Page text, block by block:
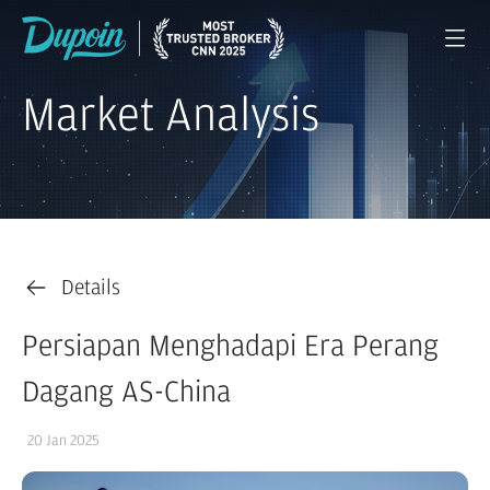
Market Analysis
Details
Persiapan Menghadapi Era Perang
Dagang AS-China
20 Jan 2025